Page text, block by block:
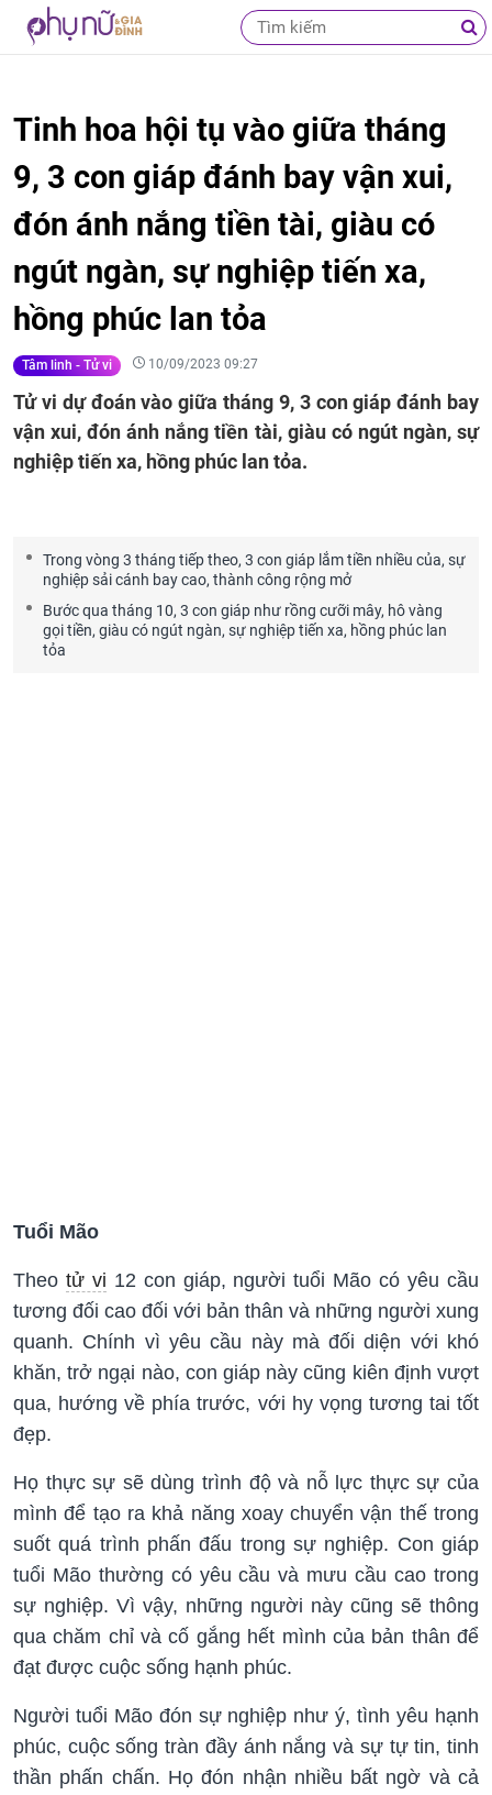
Tinh hoa hội tụ vào giữa tháng
9, 3 con giáp đánh bay vận xui,
đón ánh nắng tiền tài, giàu có
ngút ngàn, sự nghiệp tiến xa,
hồng phúc lan tỏa
Tâm linh - Tử vi 10/09/2023 09:27
Tử vi dự đoán vào giữa tháng 9, 3 con giáp đánh bay
vận xui, đón ánh nắng tiền tài, giàu có ngút ngàn, sự
nghiệp tiến xa, hồng phúc lan tỏa.
Trong vòng 3 tháng tiếp theo, 3 con giáp lắm tiền nhiều của, sự
nghiệp sải cánh bay cao, thành công rộng mở
Bước qua tháng 10, 3 con giáp như rồng cưỡi mây, hô vàng
gọi tiền, giàu có ngút ngàn, sự nghiệp tiến xa, hồng phúc lan
tỏa
Tuổi Mão
Theo tử vi 12 con giáp, người tuổi Mão có yêu cầu
tương đối cao đối với bản thân và những người xung
quanh. Chính vì yêu cầu này mà đối diện với khó
khăn, trở ngại nào, con giáp này cũng kiên định vượt
qua, hướng về phía trước, với hy vọng tương tai tốt
đẹp.
Họ thực sự sẽ dùng trình độ và nỗ lực thực sự của
mình để tạo ra khả năng xoay chuyển vận thế trong
suốt quá trình phấn đấu trong sự nghiệp. Con giáp
tuổi Mão thường có yêu cầu và mưu cầu cao trong
sự nghiệp. Vì vậy, những người này cũng sẽ thông
qua chăm chỉ và cố gắng hết mình của bản thân để
đạt được cuộc sống hạnh phúc.
Người tuổi Mão đón sự nghiệp như ý, tình yêu hạnh
phúc, cuộc sống tràn đầy ánh nắng và sự tự tin, tinh
thần phấn chấn. Họ đón nhận nhiều bất ngờ và cả